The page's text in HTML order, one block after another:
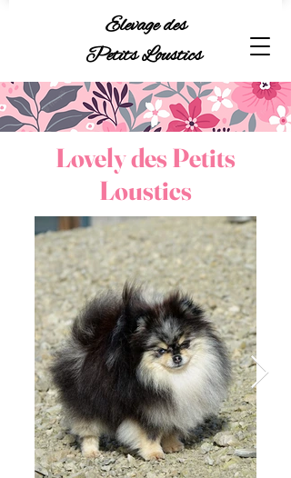
Elevage des
Petits Loustics
Lovely des Petits
Loustics